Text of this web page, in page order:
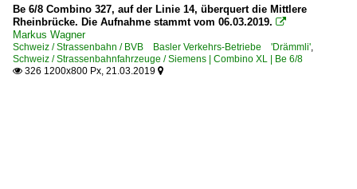
Be 6/8 Combino 327, auf der Linie 14, überquert die Mittlere
Rheinbrücke. Die Aufnahme stammt vom 06.03.2019. 
Markus Wagner
Schweiz / Strassenbahn / BVB Basler Verkehrs-Betriebe 'Drämmli',
Schweiz / Strassenbahnfahrzeuge / Siemens | Combino XL | Be 6/8
 326 1200x800 Px, 21.03.2019 